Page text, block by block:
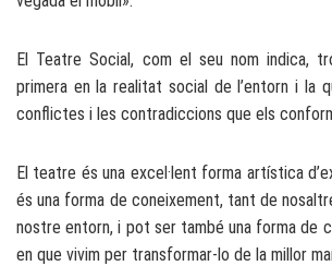
El Teatre Social, com el seu nom indica,
primera en la realitat social de l’entorn i la
conflictes i les contradiccions que els
El teatre és una excel·lent forma artística
és una forma de coneixement, tant de
nostre entorn, i pot ser també una forma de
en que vivim per transformar-lo de la millor